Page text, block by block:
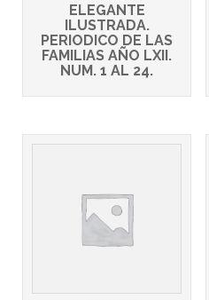
ELEGANTE
ILUSTRADA.
PERIODICO DE LAS
FAMILIAS AÑO LXII.
NUM. 1 AL 24.